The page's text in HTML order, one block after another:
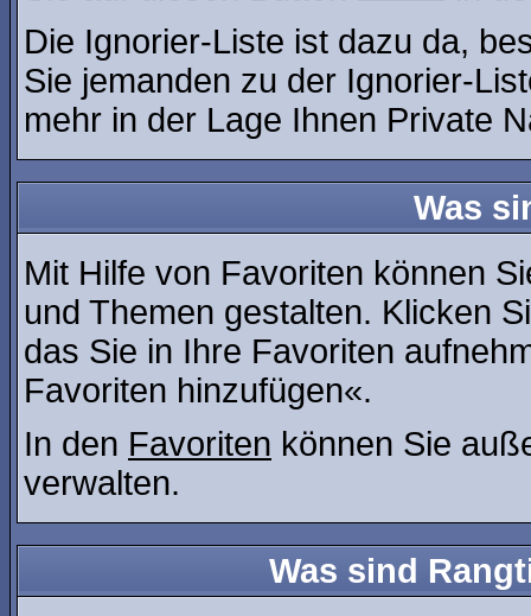
Die Ignorier-Liste ist dazu da,
Sie jemanden zu der Ignorier-
mehr in der Lage Ihnen Private
Was
Mit Hilfe von Favoriten können
und Themen gestalten. Klicken
das Sie in Ihre Favoriten
Favoriten hinzufügen«.
In den Favoriten können Sie
verwalten.
Was sind